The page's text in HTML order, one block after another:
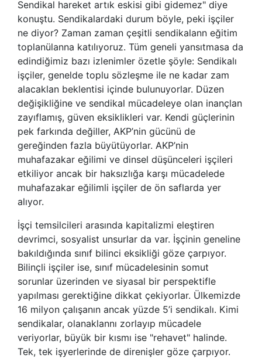
Sendikal hareket artık eskisi gibi gidemez" diye
konuştu. Sendikalardaki durum böyle, peki işçiler
ne diyor? Zaman zaman çeşitli sendikalann eğitim
toplanülanna katılıyoruz. Tüm geneli yansıtmasa da
edindiğimiz bazı izlenimler özetle şöyle: Sendikalı
işçiler, genelde toplu sözleşme ile ne kadar zam
alacaklan beklentisi içinde bulunuyorlar. Düzen
değişikliğine ve sendikal mücadeleye olan inançlan
zayıflamış, güven eksiklikleri var. Kendi güçlerinin
pek farkında değiller, AKP’nin gücünü de
gereğinden fazla büyütüyorlar. AKP’nin
muhafazakar eğilimi ve dinsel düşünceleri işçileri
etkiliyor ancak bir haksızlığa karşı mücadelede
muhafazakar eğilimli işçiler de ön saflarda yer
alıyor.
İşçi temsilcileri arasında kapitalizmi eleştiren
devrimci, sosyalist unsurlar da var. İşçinin geneline
bakıldığında sınıf bilinci eksikliği göze çarpıyor.
Bilinçli işçiler ise, sınıf mücadelesinin somut
sorunlar üzerinden ve siyasal bir perspektifle
yapılması gerektiğine dikkat çekiyorlar. Ülkemizde
16 milyon çalışanın ancak yüzde 5’i sendikalı. Kimi
sendikalar, olanaklannı zorlayıp mücadele
veriyorlar, büyük bir kısmı ise "rehavet" halinde.
Tek, tek işyerlerinde de direnişler göze çarpıyor.